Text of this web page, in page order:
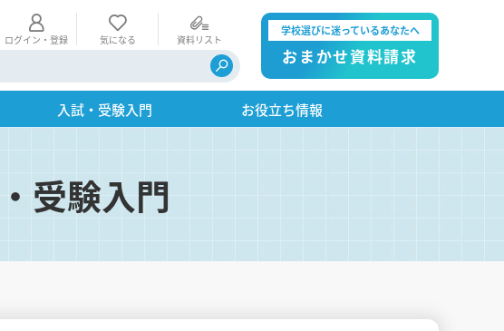
ログイン・登録 気になる 資料リスト
学校選びに迷っているあなたへ
おまかせ資料請求
入試・受験入門 お役立ち情報
受験入門